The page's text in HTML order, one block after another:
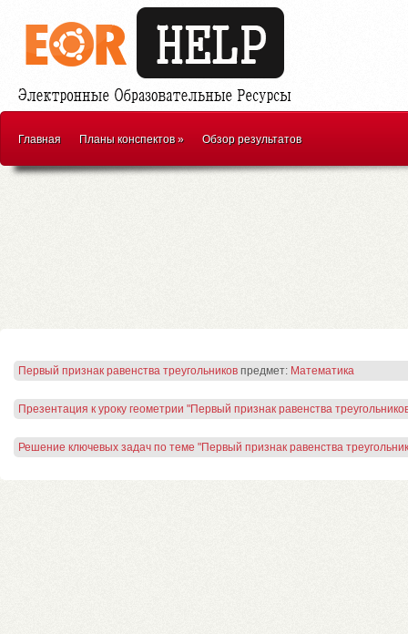
Главная Планы конспектов» Обзор результатов
Первый признак равенства треугольников предмет: Математика
Презентация к уроку геометрии "Первый признак равенства
Решение ключевых задач по теме "Первый признак равенства